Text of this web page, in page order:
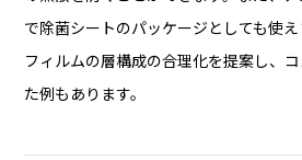
で除菌シートのパッケージとしても使
フィルムの層構成の合理化を提案し、
た例もあります。